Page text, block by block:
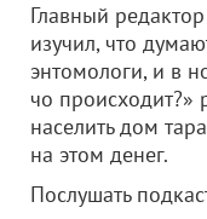
Главный
изучил, что
энтомологи, и в
чо происходит?»
населить дом
на этом денег.
Послушать